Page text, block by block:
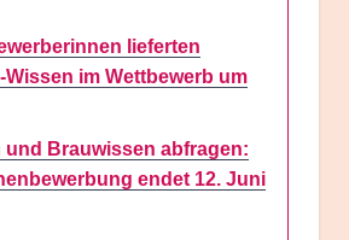
lieferten
Wissen im Wettbewerb um
und Brauwissen abfragen:
endet 12. Juni